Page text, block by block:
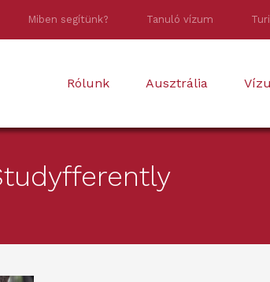
Miben segítünk? Tanuló vízum
Rólunk Ausztrália